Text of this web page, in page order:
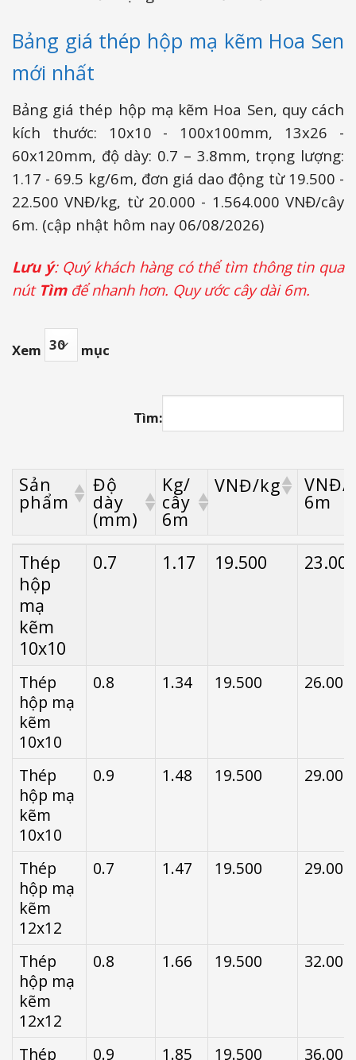
Bảng giá thép hộp mạ kẽm Hoa Sen
mới nhất
Bảng giá thép hộp mạ kẽm Hoa Sen, quy cách
kích thước: 10x10 - 100x100mm, 13x26 -
60x120mm, độ dày: 0.7 – 3.8mm, trọng lượng:
1.17 - 69.5 kg/6m, đơn giá dao động từ 19.500 -
22.500 VNĐ/kg, từ 20.000 - 1.564.000 VNĐ/cây
6m. (cập nhật hôm nay 06/08/2026)
Lưu ý: Quý khách hàng có thể tìm thông tin qua
nút Tìmđể nhanh hơn. Quy ước cây dài 6m.
Xem mục
Tìm:
Sản
phẩm
Độ
dày
(mm)
Kg/
cây
6m
VNĐ/kg VNĐ/
6m
Sản
phẩm
Độ
dày
Kg/
cây
VNĐ/kg VNĐ/
6m
Thép
hộp
mạ
kẽm
10x10
0.7 1.17 19.500 23.000
Thép
hộp mạ
kẽm
10x10
0.8 1.34 19.500 26.000
Thép
hộp mạ
kẽm
10x10
0.9 1.48 19.500 29.000
Thép
hộp mạ
kẽm
12x12
0.7 1.47 19.500 29.000
Thép
hộp mạ
kẽm
12x12
0.8 1.66 19.500 32.000
Thép
0.9 1.85 19.500 36.000